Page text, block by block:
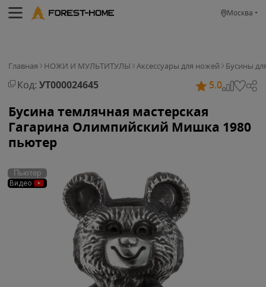
Москва
Главная НОЖИ И МУЛЬТИТУЛЫ Аксессуары для ножей Бусины
Код: УТ000024645 5.0
Бусина темлячная мастерская
Гагарина Олимпийский Мишка 1980
пьютер
Пьютер
Видео